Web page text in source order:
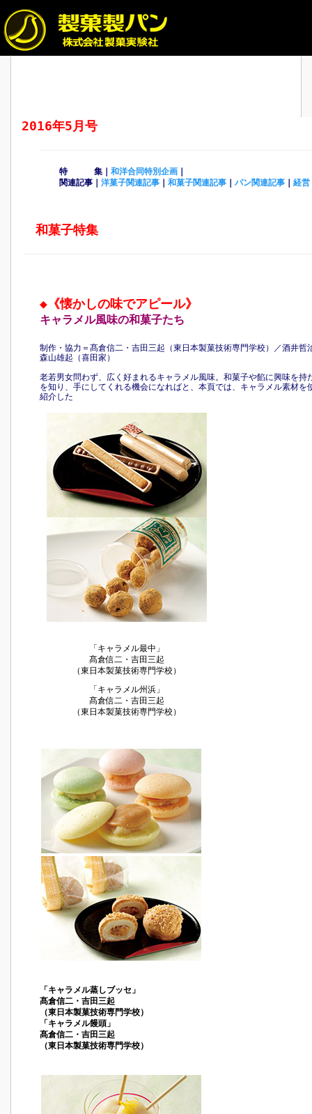
2016年5月号
特 集｜ 和洋合同特別企画｜
関連記事｜ 洋菓子関連記事｜ 和菓子関連記事｜ パン関連記事｜ 経営
和菓子特集
◆ 《懐かしの味でアピール》
キャラメル風味の和菓子たち
制作・協力＝髙倉信二・吉田三起（東日本製菓技術専門学校）／酒井哲
森山雄起（喜田家）
老若男女問わず、広く好まれるキャラメル風味。和菓子や餡に興味を持
を知り、手にしてくれる機会になればと、本頁では、キャラメル素材を
紹介した
「キャラメル最中」
髙倉信二・吉田三起
（東日本製菓技術専門学校）
「キャラメル州浜」
髙倉信二・吉田三起
（東日本製菓技術専門学校）
「キャラメル蒸しブッセ」
髙倉信二・吉田三起
（東日本製菓技術専門学校）
「キャラメル饅頭」
髙倉信二・吉田三起
（東日本製菓技術専門学校）